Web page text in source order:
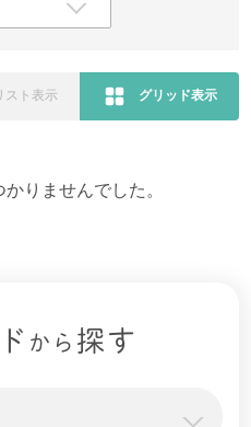
スト表示 グリッド表示
りませんでした。
から 探す